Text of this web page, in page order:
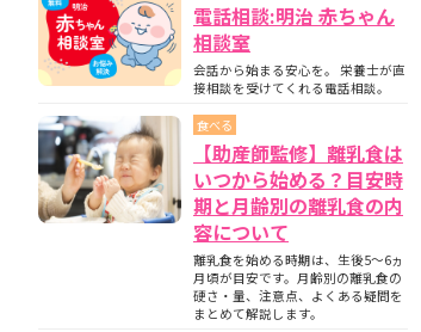
電話相談:明治 赤ちゃん
相談室
会話から始まる安心を。 栄養士が直
接相談を受けてくれる電話相談。
食べる
【助産師監修】離乳食は
いつから始める？目安時
期と月齢別の離乳食の内
容について
離乳食を始める時期は、生後5〜6ヵ
月頃が目安です。月齢別の離乳食の
硬さ・量、注意点、よくある疑問を
まとめて解説します。